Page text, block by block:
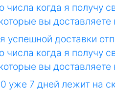
когда я получу
вы доставляете
доставки
когда я получу
вы доставляете
7 дней лежит на